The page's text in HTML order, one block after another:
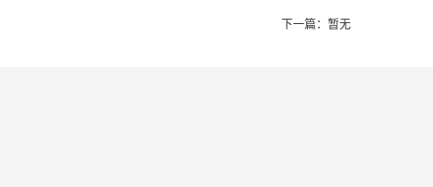
下一篇：暂无